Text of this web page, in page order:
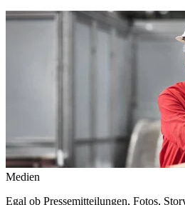
Medien
Egal ob Pressemitteilungen, Fotos,